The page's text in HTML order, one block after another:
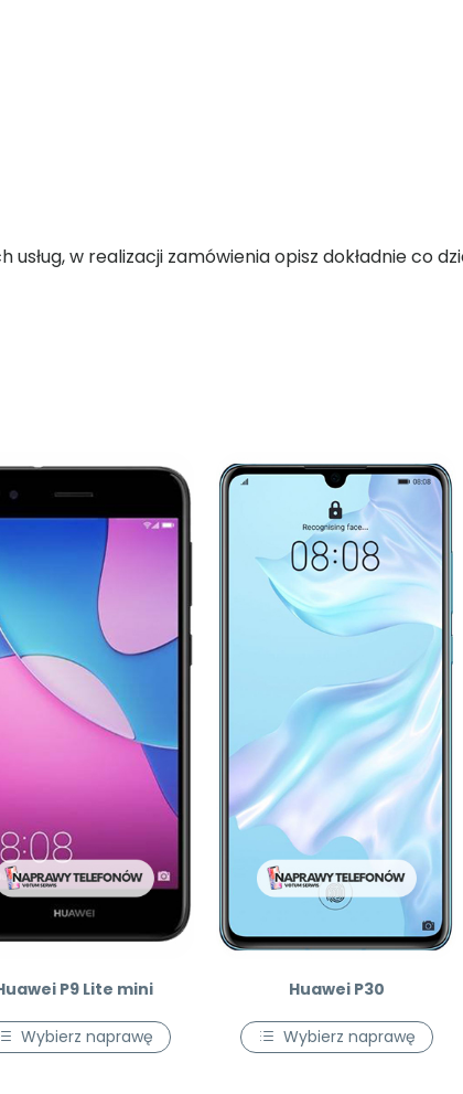
w realizacji zamówienia opisz dokładnie co
P9 Lite mini
Wybierz naprawę
Huawei P30
Wybierz naprawę